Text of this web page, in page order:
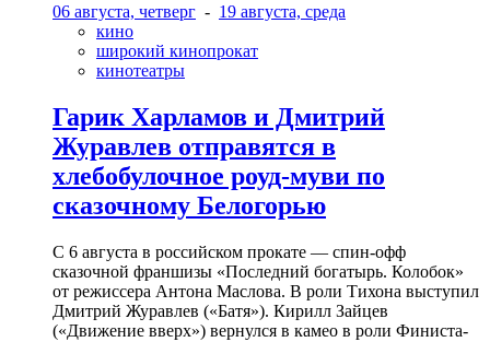
06 августа, четверг - 19 августа, среда
кино
широкий кинопрокат
кинотеатры
Гарик Харламов и Дмитрий
Журавлев отправятся в
хлебобулочное роуд-муви по
сказочному Белогорью
С 6 августа в российском прокате — спин-офф
сказочной франшизы «Последний богатырь. Колобок»
от режиссера Антона Маслова. В роли Тихона выступил
Дмитрий Журавлев («Батя»). Кирилл Зайцев
(«Движение вверх») вернулся в камео в роли Финиста-